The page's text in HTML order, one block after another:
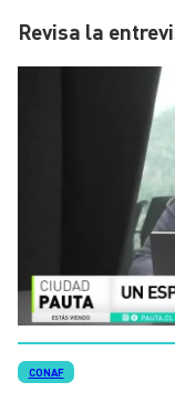
Revisa la
CONAF